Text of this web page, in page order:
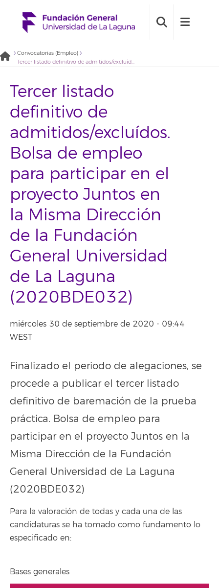
Convocatorias (Empleo)
Tercer listado definitivo de admitidos/excluídos. Bolsa de empleo para participar en el proyecto Juntos en la Misma Dirección de la Fundación General Universidad de La Laguna (2020BDE032)
Tercer listado
definitivo de
admitidos/excluídos.
Bolsa de empleo
para participar en el
proyecto Juntos en
la Misma Dirección
de la Fundación
General Universidad
de La Laguna
(2020BDE032)
miércoles 30 de septiembre de 2020 - 09:44
WEST
Finalizado el periodo de alegaciones, se
procede a publicar el tercer listado
definitivo de baremación de la prueba
práctica. Bolsa de empleo para
participar en el proyecto Juntos en la
Misma Dirección de la Fundación
General Universidad de La Laguna
(2020BDE032)
Para la valoración de todas y cada una de las
candidaturas se ha tomado como fundamento lo
especificado en:
Bases generales